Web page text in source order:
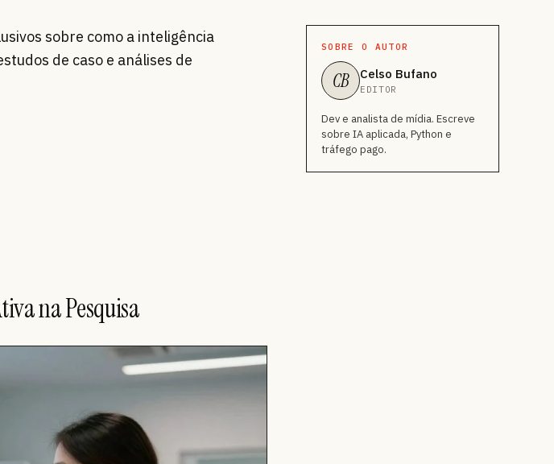
sobre como a inteligência
de caso e análises de
na Pesquisa
SOBRE O AUTOR
CB Celso Bufano
EDITOR
Dev e analista de mídia. Escreve
sobre IA aplicada, Python e
tráfego pago.